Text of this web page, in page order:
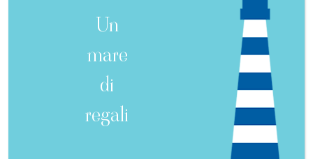
Un
mare
di
regali